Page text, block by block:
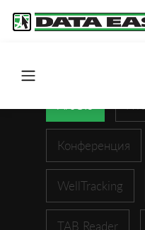
Конференция
WellTracking
TAB Reader